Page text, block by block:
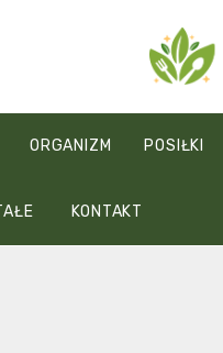
ORGANIZM POSIŁKI
KONTAKT